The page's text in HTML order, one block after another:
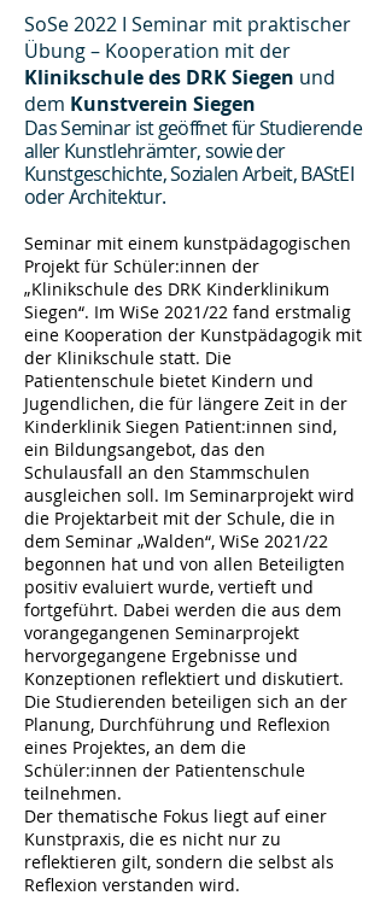
SoSe 2022 I Seminar mit praktischer
Übung – Kooperation mit der
Klinikschule des DRK Siegen und
dem Kunstverein Siegen
Das Seminar ist geöffnet für Studierende
aller Kunstlehrämter, sowie der
Kunstgeschichte, Sozialen Arbeit, BAStEI
oder Architektur.
Seminar mit einem kunstpädagogischen
Projekt für Schüler:innen der
„Klinikschule des DRK Kinderklinikum
Siegen“. Im WiSe 2021/22 fand erstmalig
eine Kooperation der Kunstpädagogik mit
der Klinikschule statt. Die
Patientenschule bietet Kindern und
Jugendlichen, die für längere Zeit in der
Kinderklinik Siegen Patient:innen sind,
ein Bildungsangebot, das den
Schulausfall an den Stammschulen
ausgleichen soll. Im Seminarprojekt wird
die Projektarbeit mit der Schule, die in
dem Seminar „Walden“, WiSe 2021/22
begonnen hat und von allen Beteiligten
positiv evaluiert wurde, vertieft und
fortgeführt. Dabei werden die aus dem
vorangegangenen Seminarprojekt
hervorgegangene Ergebnisse und
Konzeptionen reflektiert und diskutiert.
Die Studierenden beteiligen sich an der
Planung, Durchführung und Reflexion
eines Projektes, an dem die
Schüler:innen der Patientenschule
teilnehmen.
Der thematische Fokus liegt auf einer
Kunstpraxis, die es nicht nur zu
reflektieren gilt, sondern die selbst als
Reflexion verstanden wird.